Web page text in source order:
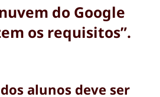
do Google
os requisitos”.
alunos deve ser